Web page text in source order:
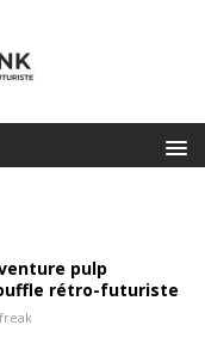
pulp
rétro-futuriste